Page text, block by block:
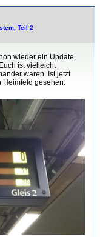
Teil 2
wieder ein Update,
ist vielleicht
waren. Ist jetzt
Heimfeld gesehen: